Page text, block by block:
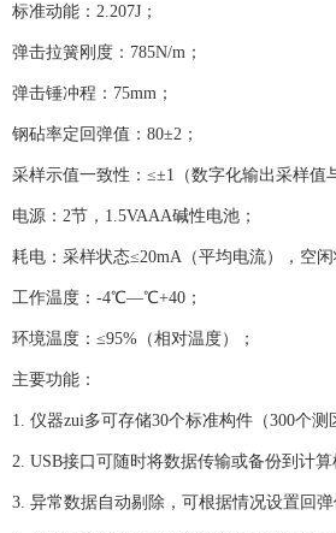
标准动能：2.207J；
弹击拉簧刚度：785N/m；
弹击锤冲程：75mm；
钢砧率定回弹值：80±2；
采样示值一致性：≤±1（数字化输出采样值
电源：2节，1.5VAAA碱性电池；
耗电：采样状态≤20mA（平均电流），空闲
工作温度：-4℃—℃+40；
环境温度：≤95%（相对温度）；
主要功能：
1. 仪器zui多可存储30个标准构件（300个测
2. USB接口可随时将数据传输或备份到计算
3. 异常数据自动剔除，可根据情况设置回